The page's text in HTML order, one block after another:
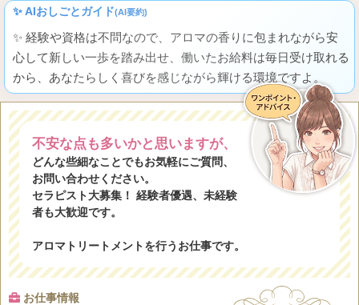
✨ AIおしごとガイド(AI要約)
✨ 経験や資格は不問なので、アロマの香りに包まれながら安
心して新しい一歩を踏み出せ、働いたお給料は毎日受け取れる
から、あなたらしく喜びを感じながら輝ける環境ですよ。
不安な点も多いかと思いますが、
どんな些細なことでもお気軽にご質問、
お問い合わせください。
セラピスト大募集！ 経験者優遇、未経験
者も大歓迎です。
アロマトリートメントを行うお仕事です。
お仕事情報